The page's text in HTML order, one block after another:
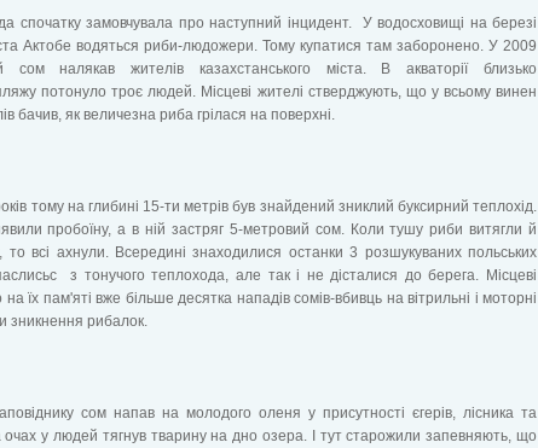
спочатку замовчувала про наступний інцидент. У водосховищі на березі
Актобе водяться риби-людожери. Тому купатися там заборонено. У 2009
сом налякав жителів казахстанського міста. В акваторії близько
потонуло троє людей. Місцеві жителі стверджують, що у всьому винен
бачив, як величезна риба грілася на поверхні.
тому на глибині 15-ти метрів був знайдений зниклий буксирний теплохід.
пробоїну, а в ній застряг 5-метровий сом. Коли тушу риби витягли й
то всі ахнули. Всередині знаходилися останки 3 розшукуваних польських
з тонучого теплохода, але так і не дісталися до берега. Місцеві
їх пам'яті вже більше десятка нападів сомів-вбивць на вітрильні і моторні
зникнення рибалок.
сом напав на молодого оленя у присутності єгерів, лісника та
очах у людей тягнув тварину на дно озера. І тут старожили запевняють, що